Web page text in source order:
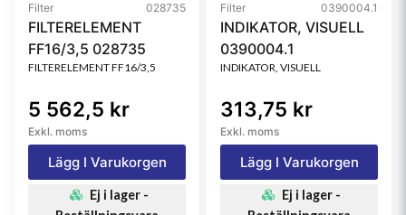
Filter 028735
FILTERELEMENT
FF16/3,5 028735
FILTERELEMENT FF16/3,5
5 562,5 kr
Exkl. moms
Lägg I Varukorgen
Ej i lager -
Filter 0390004.1
INDIKATOR, VISUELL
0390004.1
INDIKATOR, VISUELL
313,75 kr
Exkl. moms
Lägg I Varukorgen
Ej i lager -